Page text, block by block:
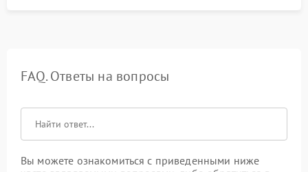
FAQ. Ответы на вопросы
Вы можете ознакомиться с приведенными ниже